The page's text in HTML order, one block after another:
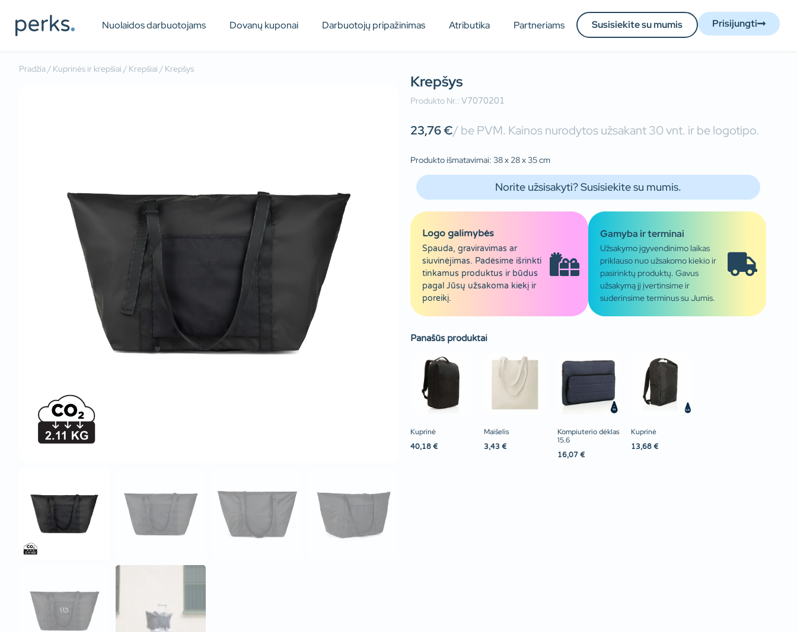
Nuolaidos darbuotojams Dovanų kuponai Darbuotojų pripažinimas Atributika Partneriams Susisiekite su mumis Prisijungti
Pradžia/ Kuprinės ir krepšiai / Krepšiai / Krepšys
Krepšys
Produkto Nr.: V7070201
23,76€/ be PVM. Kainos nurodytos užsakant 30 vnt. ir be logotipo.
Produkto išmatavimai: 38 x 28 x 35 cm
Norite užsisakyti? Susisiekite su mumis.
Logo galimybės
Spauda, graviravimas ar
siuvinėjimas. Padėsime išrinkti
tinkamus produktus ir būdus
pagal Jūsų užsakoma kiekį ir
poreikį.
Gamyba ir terminai
Užsakymo įgyvendinimo laikas
priklauso nuo užsakomo kiekio ir
pasirinktų produktų. Gavus
užsakymą jį įvertinsime ir
suderinsime terminus su Jumis.
Panašūs produktai
Kuprinė
40,18 €
Maišelis
3,43 €
Kompiuterio dėklas
15.6
16,07 €
Kuprinė
13,68 €